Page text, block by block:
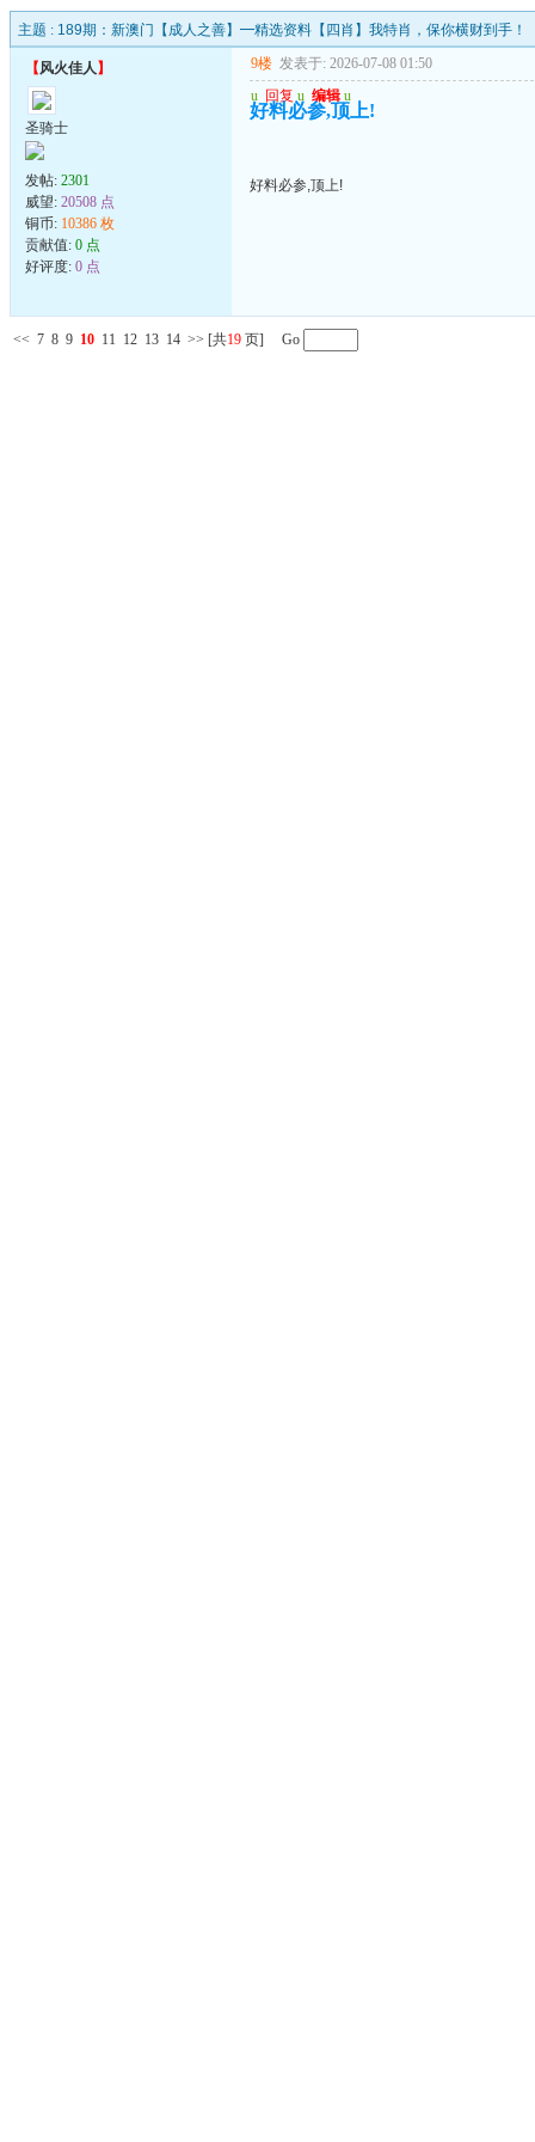
主题 : 189期：新澳门【成人之善】━精选资料【四肖】我特肖，保你横财到手！
【风火佳人 】
圣骑士
发帖: 2301
威望: 20508 点
铜币: 10386 枚
贡献值: 0 点
好评度: 0 点
9楼 发表于: 2026-07-08 01:50
u 回复 u 编辑 u
好料必参,顶上!
好料必参,顶上!
<< 7 8 9 10 11 12 13 14 >> [共19 页] Go